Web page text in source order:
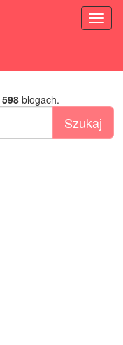
598blogach.